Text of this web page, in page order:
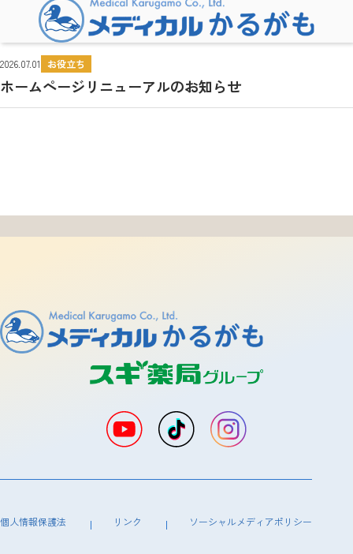
2026.07.01 お役立ち
ホームページリニューアルのお知らせ
個人情報保護法 リンク ソーシャルメディアポリシー